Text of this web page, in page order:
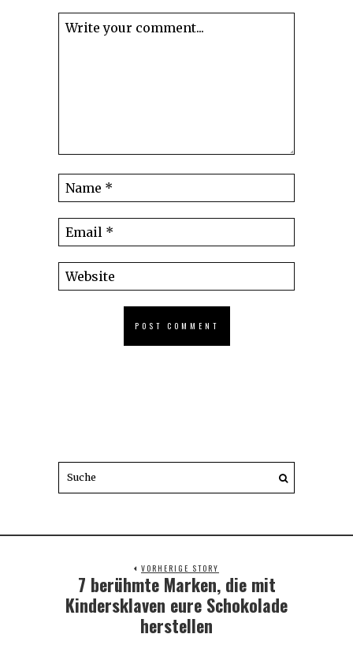
VORHERIGE STORY
Previous
7 berühmte Marken, die mit
Kindersklaven eure Schokolade
herstellen